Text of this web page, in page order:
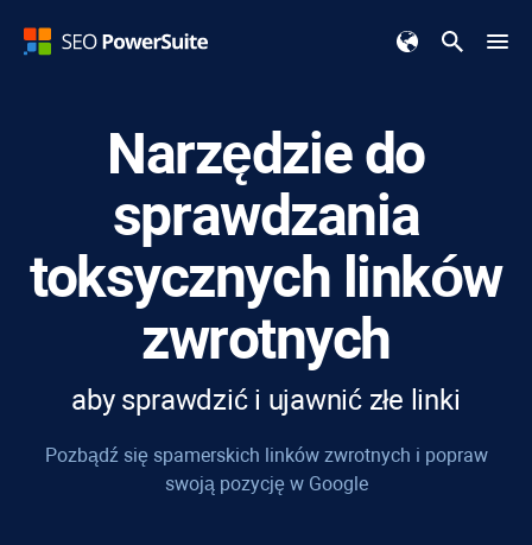
Narzędzie do
sprawdzania
toksycznych linków
zwrotnych
aby sprawdzić i ujawnić złe linki
Pozbądź się spamerskich linków zwrotnych i popraw
swoją pozycję w Google